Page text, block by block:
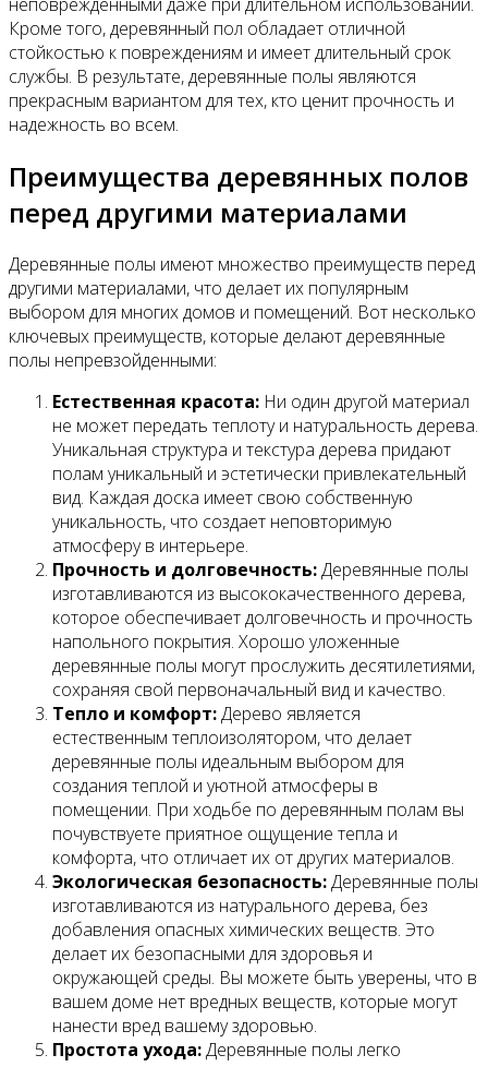
Кроме того, деревянный пол обладает отличной
стойкостью к повреждениям и имеет длительный срок
службы. В результате, деревянные полы являются
прекрасным вариантом для тех, кто ценит прочность и
надежность во всем.
Преимущества деревянных полов
перед другими материалами
Деревянные полы имеют множество преимуществ перед
другими материалами, что делает их популярным
выбором для многих домов и помещений. Вот несколько
ключевых преимуществ, которые делают деревянные
полы непревзойденными:
Естественная красота: Ни один другой материал
не может передать теплоту и натуральность дерева.
Уникальная структура и текстура дерева придают
полам уникальный и эстетически привлекательный
вид. Каждая доска имеет свою собственную
уникальность, что создает неповторимую
атмосферу в интерьере.
Прочность и долговечность:Деревянные полы
изготавливаются из высококачественного дерева,
которое обеспечивает долговечность и прочность
напольного покрытия. Хорошо уложенные
деревянные полы могут прослужить десятилетиями,
сохраняя свой первоначальный вид и качество.
Тепло и комфорт:Дерево является
естественным теплоизолятором, что делает
деревянные полы идеальным выбором для
создания теплой и уютной атмосферы в
помещении. При ходьбе по деревянным полам вы
почувствуете приятное ощущение тепла и
комфорта, что отличает их от других материалов.
Экологическая безопасность:Деревянные полы
изготавливаются из натурального дерева, без
добавления опасных химических веществ. Это
делает их безопасными для здоровья и
окружающей среды. Вы можете быть уверены, что в
вашем доме нет вредных веществ, которые могут
нанести вред вашему здоровью.
Простота ухода:Деревянные полы легко